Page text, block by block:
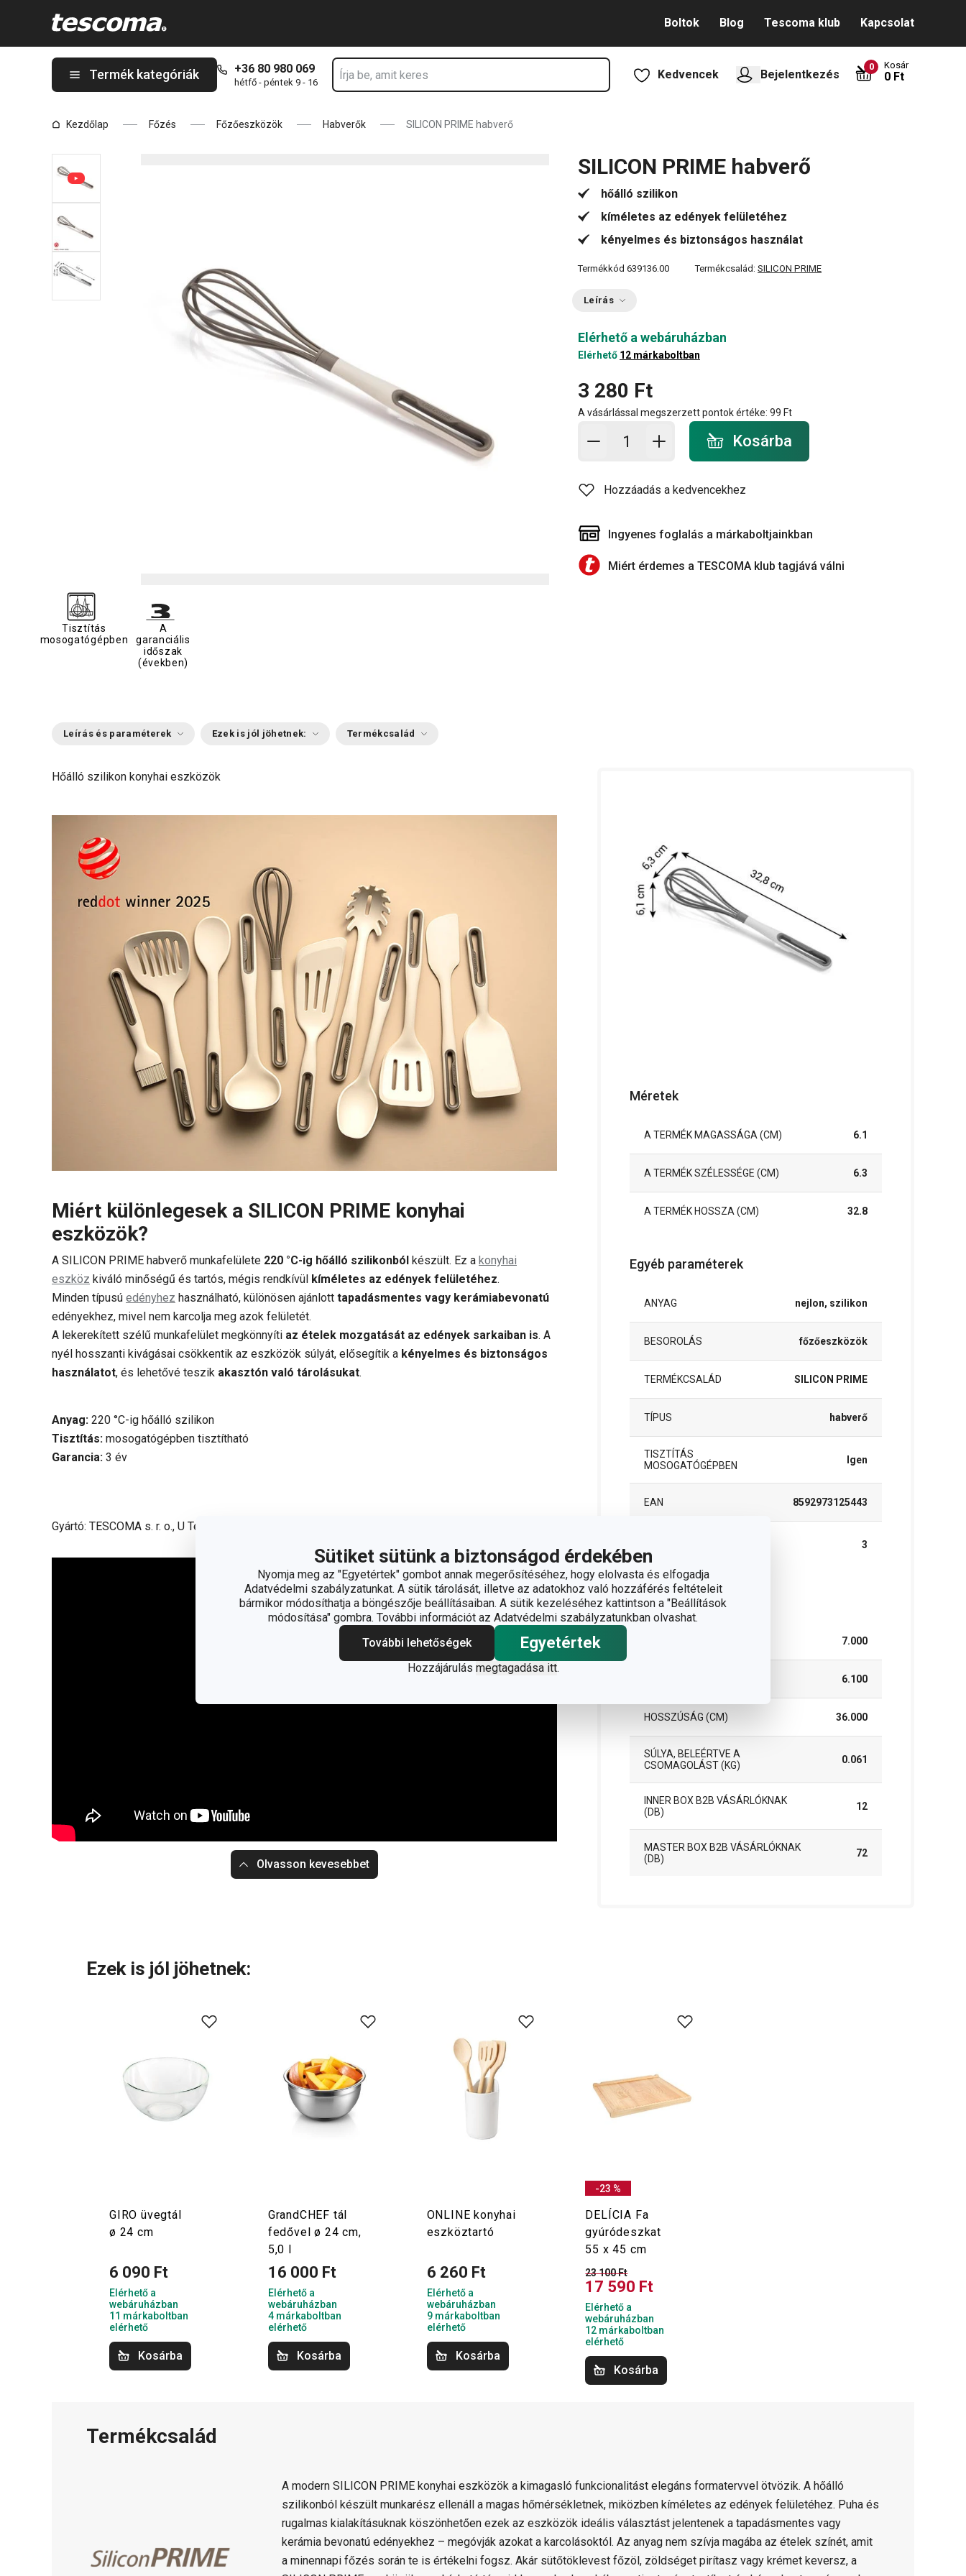
Sütiket sütünk a biztonságod érdekében
Nyomja meg az "Egyetértek" gombot annak megerősítéséhez, hogy elolvasta és elfogadja
Adatvédelmi szabályzatunkat. A sütik tárolását, illetve az adatokhoz való hozzáférés feltételeit
bármikor módosíthatja a böngészője beállításaiban. A sütik kezeléséhez kattintson a "Beállítások
módosítása" gombra. További információt az Adatvédelmi szabályzatunkban olvashat.
További lehetőségek
Egyetértek
Hozzájárulás megtagadása itt.
Boltok Blog Tescoma klub Kapcsolat
Termék kategóriák +36 80 980 069
hétfő - péntek 9 - 16
Kedvencek Bejelentkezés
0 Kosár
0 Ft
Kezdőlap Főzés Főzőeszközök Habverők SILICON PRIME habverő
SILICON PRIME habverő
hőálló szilikon
kíméletes az edények felületéhez
kényelmes és biztonságos használat
Termékkód 639136.00 Termékcsalád: SILICON PRIME
Leírás
Elérhető a webáruházban
Elérhető 12 márkaboltban
3 280 Ft
A vásárlással megszerzett pontok értéke: 99 Ft
Kosárba - mennyiség
Kosárba
Hozzáadás a kedvencekhez
Ingyenes foglalás a márkaboltjainkban
Miért érdemes a TESCOMA klub tagjává válni
Tisztítás
mosogatógépben
A
garanciális
időszak
(években)
Leírás és paraméterek Ezek is jól jöhetnek: Termékcsalád
Hőálló szilikon konyhai eszközök
Miért különlegesek a SILICON PRIME konyhai
eszközök?
A SILICON PRIME habverő munkafelülete 220 °C-ig hőálló szilikonból készült. Ez a konyhai
eszköz kiváló minőségű és tartós, mégis rendkívül kíméletes az edények felületéhez.
Minden típusú edényhez használható, különösen ajánlott tapadásmentes vagy kerámiabevonatú
edényekhez, mivel nem karcolja meg azok felületét.
A lekerekített szélű munkafelület megkönnyíti az ételek mozgatását az edények sarkaiban is. A
nyél hosszanti kivágásai csökkentik az eszközök súlyát, elősegítik a kényelmes és biztonságos
használatot, és lehetővé teszik akasztón való tárolásukat.
Anyag: 220 °C-ig hőálló szilikon
Tisztítás: mosogatógépben tisztítható
Garancia: 3 év
Gyártó: TESCOMA s. r. o., U Tescomy 241, 760 01 Zlín;
Olvasson kevesebbet
Méretek
A TERMÉK MAGASSÁGA (CM) 6.1
A TERMÉK SZÉLESSÉGE (CM) 6.3
A TERMÉK HOSSZA (CM) 32.8
Egyéb paraméterek
ANYAG nejlon, szilikon
BESOROLÁS főzőeszközök
TERMÉKCSALÁD SILICON PRIME
TÍPUS habverő
TISZTÍTÁS
MOSOGATÓGÉPBEN
Igen
EAN 8592973125443
(ÉVEKBEN)
3
Csomag
7.000
6.100
HOSSZÚSÁG (CM) 36.000
SÚLYA, BELEÉRTVE A
CSOMAGOLÁST (KG)
0.061
INNER BOX B2B VÁSÁRLÓKNAK
(DB)
12
MASTER BOX B2B VÁSÁRLÓKNAK
(DB)
72
Ezek is jól jöhetnek:
GIRO üvegtál
ø 24 cm
6 090 Ft
Elérhető a
webáruházban
11 márkaboltban
elérhető
Kosárba
GrandCHEF tál
fedővel ø 24 cm,
5,0 l
16 000 Ft
Elérhető a
webáruházban
4 márkaboltban
elérhető
Kosárba
ONLINE konyhai
eszköztartó
6 260 Ft
Elérhető a
webáruházban
9 márkaboltban
elérhető
Kosárba
-23 %
DELÍCIA Fa
gyúródeszkat
55 x 45 cm
23 100 Ft
17 590 Ft
Elérhető a
webáruházban
12 márkaboltban
elérhető
Kosárba
Termékcsalád
A modern SILICON PRIME konyhai eszközök a kimagasló funkcionalitást elegáns formatervvel ötvözik. A hőálló
szilikonból készült munkarész ellenáll a magas hőmérsékletnek, miközben kíméletes az edények felületéhez. Puha és
rugalmas kialakításuknak köszönhetően ezek az eszközök ideális választást jelentenek a tapadásmentes vagy
kerámia bevonatú edényekhez – megóvják azokat a karcolásoktól. Az anyag nem szívja magába az ételek színét, amit
a minennapi főzés során te is értékelni fogsz. Akár sütőtöklevest főzöl, zöldséget pirítasz vagy krémet keversz, a